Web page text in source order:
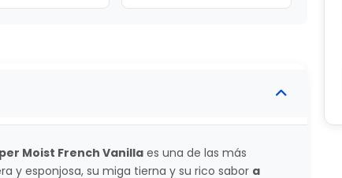
Moist French Vanillaes una de las más
y esponjosa, su miga tierna y su rico sabor a